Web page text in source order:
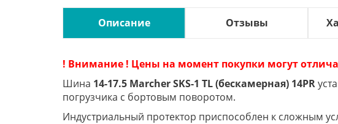
Описание Отзывы
! Внимание ! Цены на момент покупки могут
Шина 14-17.5 Marcher SKS-1 TL (бескамерная) 14PR
погрузчика с бортовым поворотом.
Индустриальный протектор приспособлен к сложным